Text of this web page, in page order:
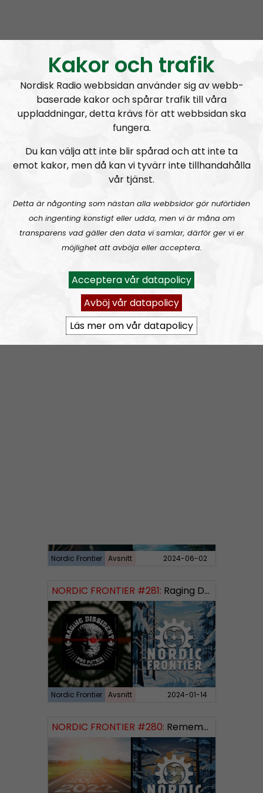
Permanent hosts:Andreas Johanssonand
Prenumerera på Nordic Frontier medRSS
https://nordiskradio.se/?format=mp3-
NORDIC FRONTIER #284:
Nordic Frontier Avsnitt 2024-06-17
NORDIC FRONTIER #283:Warren Balogh of Warstrike
Nordic Frontier Avsnitt 2024-06-02
NORDIC FRONTIER #281: Raging Dissident
Nordic Frontier Avsnitt 2024-01-14
NORDIC FRONTIER #280: Remembering 2023 and looking forward
Kakor och trafik
Nordisk Radio webbsidan använder sig av webb-
baserade kakor och spårar trafik till våra
uppladdningar, detta krävs för att webbsidan ska
fungera.
Du kan välja att inte blir spårad och att inte ta
emot kakor, men då kan vi tyvärr inte tillhandahålla
vår tjänst.
Detta är någonting som nästan alla webbsidor gör nuförtiden
och ingenting konstigt eller udda, men vi är måna om
transparens vad gäller den data vi samlar, därför ger vi er
möjlighet att avböja eller acceptera.
Acceptera vår datapolicy
Avböj vår datapolicy
Läs mer om vår datapolicy